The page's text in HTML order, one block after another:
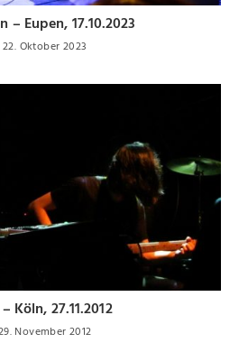
– Eupen, 17.10.2023
22. Oktober 2023
Köln, 27.11.2012
November 2012